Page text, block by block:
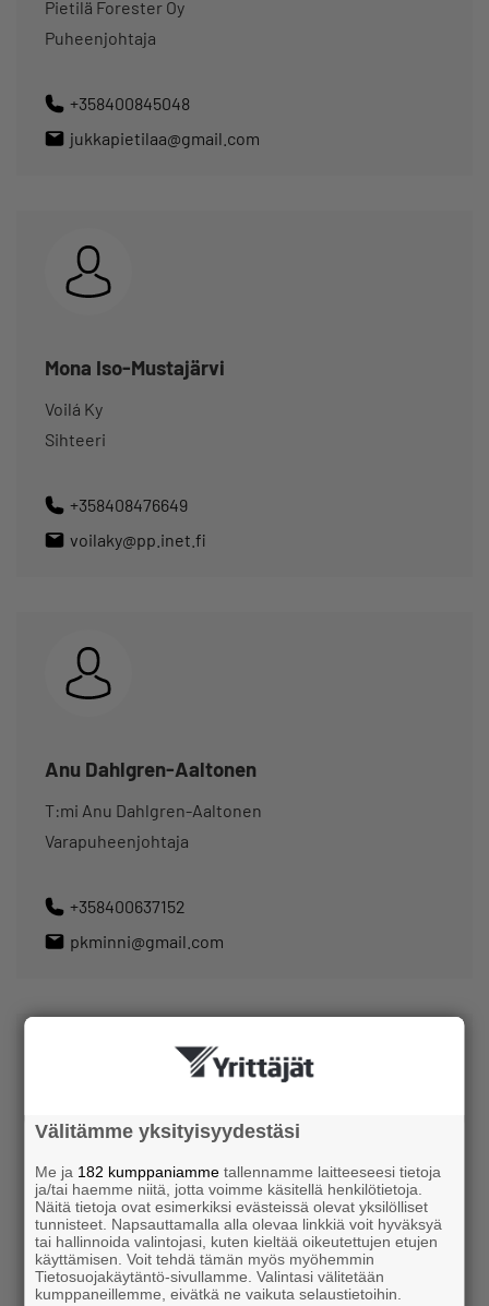
Pietilä Forester Oy
Puheenjohtaja
+358400845048
jukkapietilaa@gmail.com
Mona Iso-Mustajärvi
Voilá Ky
Sihteeri
+358408476649
voilaky@pp.inet.fi
Anu Dahlgren-Aaltonen
T:mi Anu Dahlgren-Aaltonen
Varapuheenjohtaja
+358400637152
pkminni@gmail.com
Asko Ylöstalo
I'm Still Here
Jäsen
Välitämme yksityisyydestäsi
Me ja 182 kumppaniamme tallennamme laitteeseesi tietoja
ja/tai haemme niitä, jotta voimme käsitellä henkilötietoja.
Näitä tietoja ovat esimerkiksi evästeissä olevat yksilölliset
tunnisteet. Napsauttamalla alla olevaa linkkiä voit hyväksyä
tai hallinnoida valintojasi, kuten kieltää oikeutettujen etujen
käyttämisen. Voit tehdä tämän myös myöhemmin
Tietosuojakäytäntö-sivullamme. Valintasi välitetään
kumppaneillemme, eivätkä ne vaikuta selaustietoihin.